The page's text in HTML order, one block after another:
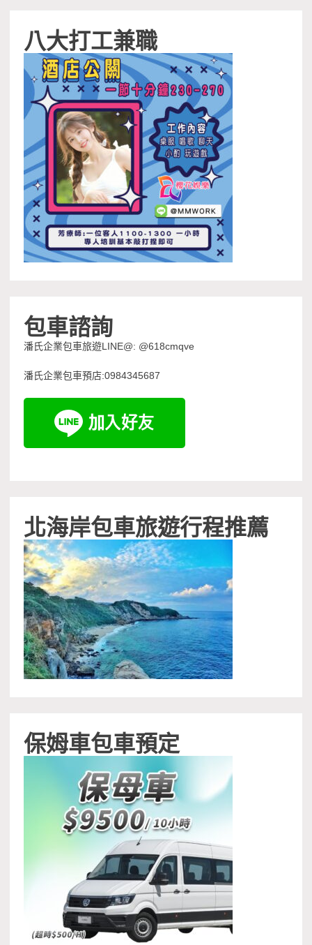
八大打工兼職
包車諮詢
潘氏企業包車旅遊LINE@: @618cmqve
潘氏企業包車預店:0984345687
北海岸包車旅遊行程推薦
保姆車包車預定